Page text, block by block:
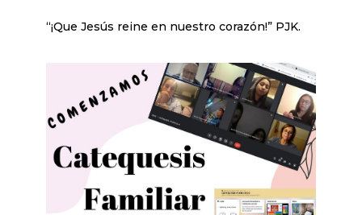
“¡Que Jesús reine en nuestro corazón!” PJK.